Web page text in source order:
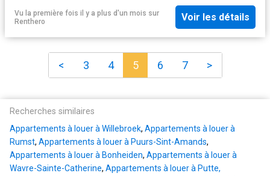
Vu la première fois il y a plus d'un mois sur
Renthero
Voir les détails
< 3 4 5 6 7 >
Recherches similaires
Appartements à louer à Willebroek, Appartements à louer à
Rumst, Appartements à louer à Puurs-Sint-Amands,
Appartements à louer à Bonheiden, Appartements à louer à
Wavre-Sainte-Catherine, Appartements à louer à Putte,